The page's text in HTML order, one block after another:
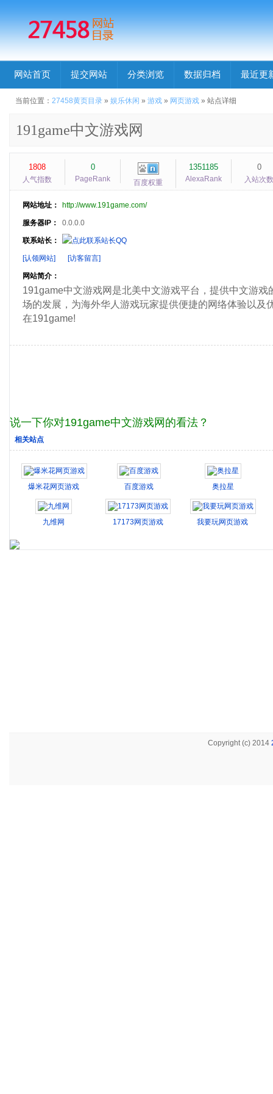
网站首页 提交网站 分类浏览 数据归档 最近更
当前位置： 27458黄页目录 » 娱乐休闲 » 游戏 » 网页游戏 » 站点详细
191game中文游戏网
1808
人气指数
0
PageRank 百度权重
1351185
AlexaRank
0
入站次数
网站地址： http://www.191game.com/
服务器IP： 0.0.0.0
联系站长：
[认领网站] [访客留言]
网站简介：
191game中文游戏网是北美中文游戏平台，提供中文游
场的发展，为海外华人游戏玩家提供便捷的网络体验以及
在191game!
说一下你对191game中文游戏网的看法？
相关站点
爆米花网页游戏 百度游戏 奥拉星
九维网 17173网页游戏 我要玩网页游戏
Copyright (c) 2014